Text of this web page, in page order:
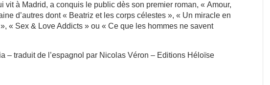
vit à Madrid, a conquis le public dès son premier roman, « Amour,
d’autres dont « Beatriz et les corps célestes », « Un miracle en
« Sex & Love Addicts » ou « Ce que les hommes ne savent
– traduit de l’espagnol par Nicolas Véron – Editions Héloïse